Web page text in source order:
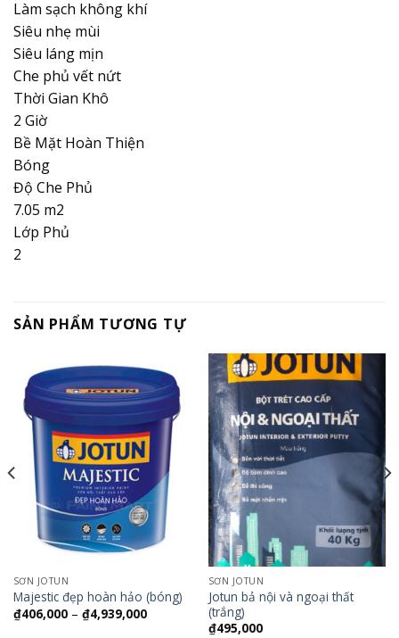
Làm sạch không khí
Siêu nhẹ mùi
Siêu láng mịn
Che phủ vết nứt
Thời Gian Khô
2 Giờ
Bề Mặt Hoàn Thiện
Bóng
Độ Che Phủ
7.05 m2
Lớp Phủ
2
SẢN PHẨM TƯƠNG TỰ
SƠN JOTUN
Majestic đẹp hoàn hảo (bóng)
₫406,000– ₫4,939,000
SƠN JOTUN
Jotun bả nội và ngoại thất
(trắng)
₫495,000